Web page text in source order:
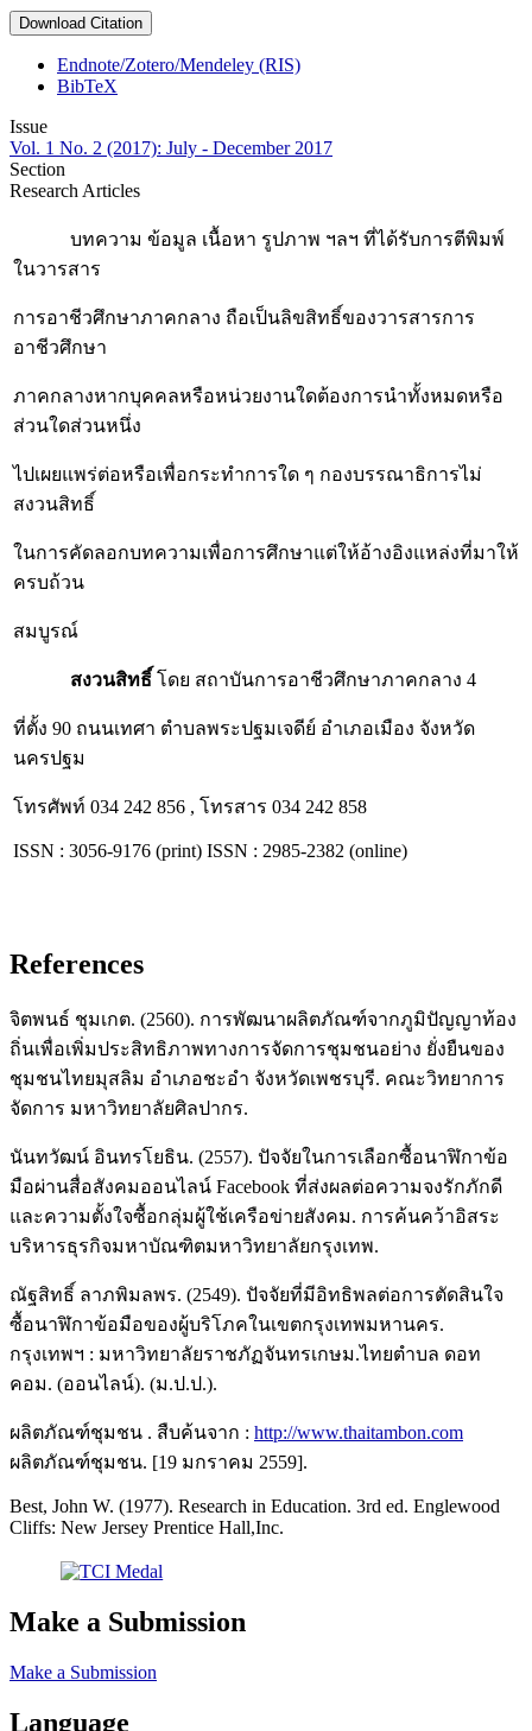
Download Citation
Endnote/Zotero/Mendeley (RIS)
BibTeX
Issue
Vol. 1 No. 2 (2017): July - December 2017
Section
Research Articles
บทความ ข้อมูล เนื้อหา รูปภาพ ฯลฯ ที่ได้รับการตีพิมพ์
ในวารสาร
การอาชีวศึกษาภาคกลาง ถือเป็นลิขสิทธิ์ของวารสารการ
อาชีวศึกษา
ภาคกลางหากบุคคลหรือหน่วยงานใดต้องการนำทั้งหมดหรือ
ส่วนใดส่วนหนึ่ง
ไปเผยแพร่ต่อหรือเพื่อกระทำการใด ๆ กองบรรณาธิการไม่
สงวนสิทธิ์
ในการคัดลอกบทความเพื่อการศึกษาแต่ให้อ้างอิงแหล่งที่มาให้
ครบถ้วน
สมบูรณ์
สงวนสิทธิ์ โดย สถาบันการอาชีวศึกษาภาคกลาง 4
ที่ตั้ง 90 ถนนเทศา ตำบลพระปฐมเจดีย์ อำเภอเมือง จังหวัด
นครปฐม
โทรศัพท์ 034 242 856 , โทรสาร 034 242 858
ISSN : 3056-9176 (print) ISSN : 2985-2382 (online)
References
จิตพนธ์ ชุมเกต. (2560). การพัฒนาผลิตภัณฑ์จากภูมิปัญญาท้อง
ถิ่นเพื่อเพิ่มประสิทธิภาพทางการจัดการชุมชนอย่าง ยั่งยืนของ
ชุมชนไทยมุสลิม อำเภอชะอำ จังหวัดเพชรบุรี. คณะวิทยาการ
จัดการ มหาวิทยาลัยศิลปากร.
นันทวัฒน์ อินทรโยธิน. (2557). ปัจจัยในการเลือกซื้อนาฬิกาข้อ
มือผ่านสื่อสังคมออนไลน์ Facebook ที่ส่งผลต่อความจงรักภักดี
และความตั้งใจซื้อกลุ่มผู้ใช้เครือข่ายสังคม. การค้นคว้าอิสระ
บริหารธุรกิจมหาบัณฑิตมหาวิทยาลัยกรุงเทพ.
ณัฐสิทธิ์ ลาภพิมลพร. (2549). ปัจจัยที่มีอิทธิพลต่อการตัดสินใจ
ซื้อนาฬิกาข้อมือของผู้บริโภคในเขตกรุงเทพมหานคร.
กรุงเทพฯ : มหาวิทยาลัยราชภัฏจันทรเกษม.ไทยตำบล ดอท
คอม. (ออนไลน์). (ม.ป.ป.).
ผลิตภัณฑ์ชุมชน . สืบค้นจาก : http://www.thaitambon.com
ผลิตภัณฑ์ชุมชน. [19 มกราคม 2559].
Best, John W. (1977). Research in Education. 3rd ed. Englewood
Cliffs: New Jersey Prentice Hall,Inc.
Make a Submission
Make a Submission
Language